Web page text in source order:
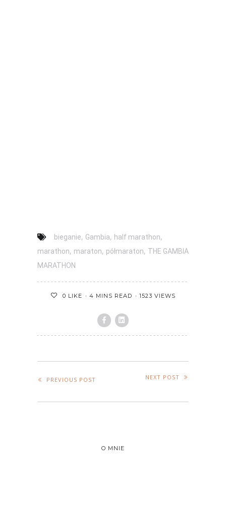
bieganie, Gambia, half marathon,
marathon, maraton, półmaraton, THE GAMBIA
MARATHON
0 LIKE 4 MINS READ 1523 VIEWS
PREVIOUS POST NEXT POST
O MNIE